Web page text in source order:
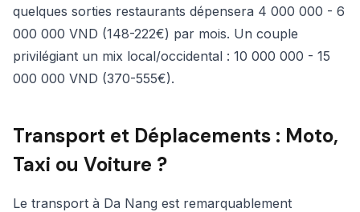
quelques sorties restaurants dépensera 4 000 000 - 6
000 000 VND (148-222€) par mois. Un couple
privilégiant un mix local/occidental : 10 000 000 - 15
000 000 VND (370-555€).
Transport et Déplacements : Moto,
Taxi ou Voiture ?
Le transport à Da Nang est remarquablement